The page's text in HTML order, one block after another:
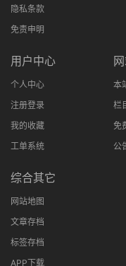
隐私条款
免责申明
用户中心
个人中心
注册登录
我的收藏
工单系统
本
栏
免
公
综合其它
网站地图
文章存档
标签存档
APP下载